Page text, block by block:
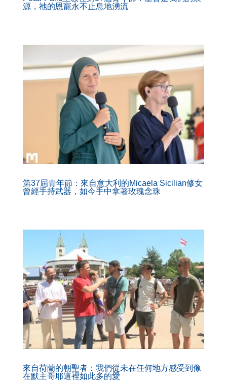
源，祂的恩寵永不止息地湧流
第37屆青年節：來自意大利的Micaela Sicilian修女
曾經手持武器，如今手中拿著玫瑰念珠
來自荷蘭的朝聖者：我們從未在任何地方感受到像
在默主哥耶這裡如此多的愛